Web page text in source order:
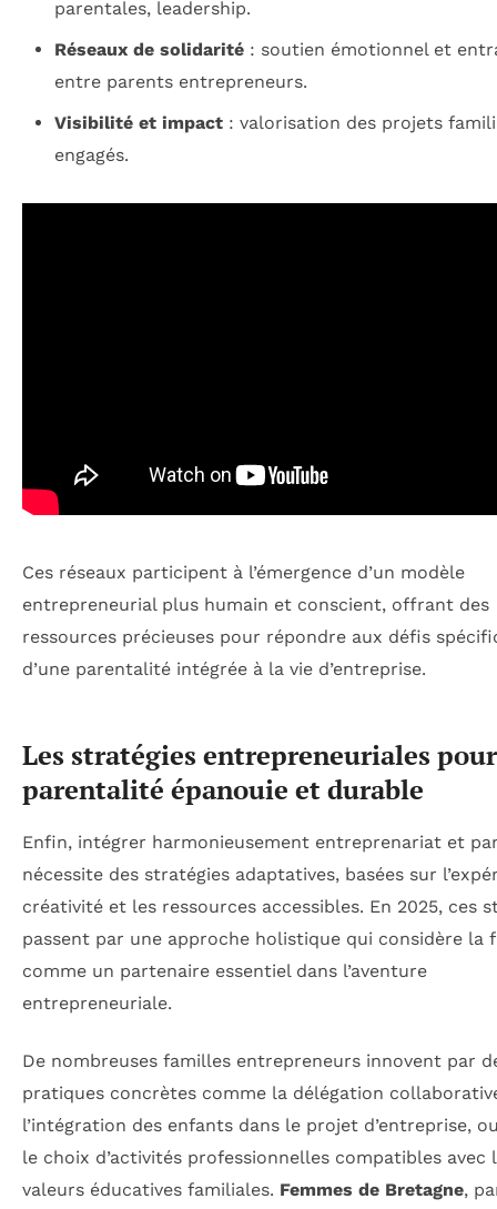
parentales, leadership.
Réseaux de solidarité: soutien émotionnel et
entre parents entrepreneurs.
Visibilité et impact: valorisation des projets
engagés.
Ces réseaux participent à l’émergence d’un modèle
entrepreneurial plus humain et conscient, offrant des
ressources précieuses pour répondre aux défis
d’une parentalité intégrée à la vie d’entreprise.
Les stratégies entrepreneuriales
parentalité épanouie et durable
Enfin, intégrer harmonieusement entreprenariat et
nécessite des stratégies adaptatives, basées sur
créativité et les ressources accessibles. En 2025, ces
passent par une approche holistique qui considère la
comme un partenaire essentiel dans l’aventure
entrepreneuriale.
De nombreuses familles entrepreneurs innovent par
pratiques concrètes comme la délégation
l’intégration des enfants dans le projet d’entreprise,
le choix d’activités professionnelles compatibles avec
valeurs éducatives familiales. Femmes de Bretagne,